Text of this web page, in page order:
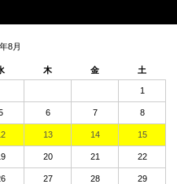
8月
木 金 土
1
6 7 8
13 14 15
20 21 22
27 28 29